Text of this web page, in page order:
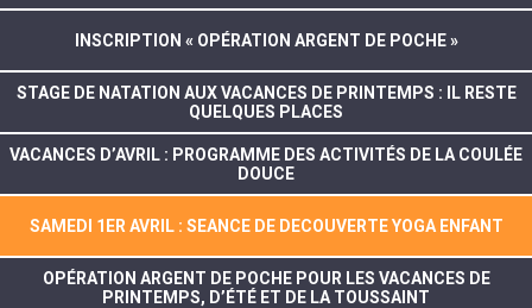
INSCRIPTION « OPÉRATION ARGENT DE POCHE »
STAGE DE NATATION AUX VACANCES DE PRINTEMPS : IL RESTE
QUELQUES PLACES
VACANCES D’AVRIL : PROGRAMME DES ACTIVITÉS DE LA COULÉE
DOUCE
SAMEDI 1ER AVRIL : SEANCE DE DECOUVERTE YOGA ENFANT
OPÉRATION ARGENT DE POCHE POUR LES VACANCES DE
PRINTEMPS, D’ÉTÉ ET DE LA TOUSSAINT